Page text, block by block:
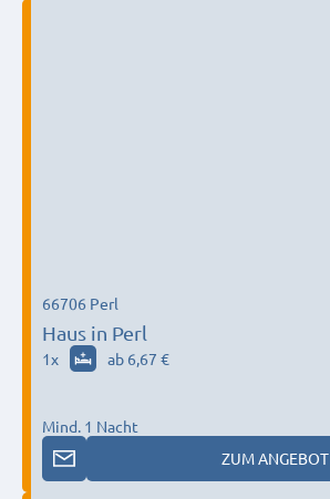
Haus in Perl
66706 Perl
1x ab 6,67 €
Mind. 1 Nacht
ZUM ANGEBOT